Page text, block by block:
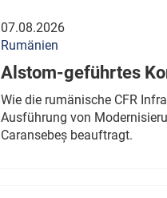
07.08.2026
Rumänien
Alstom-geführtes
Wie die rumänische CFR
Ausführung von
Caransebeș beauftragt.